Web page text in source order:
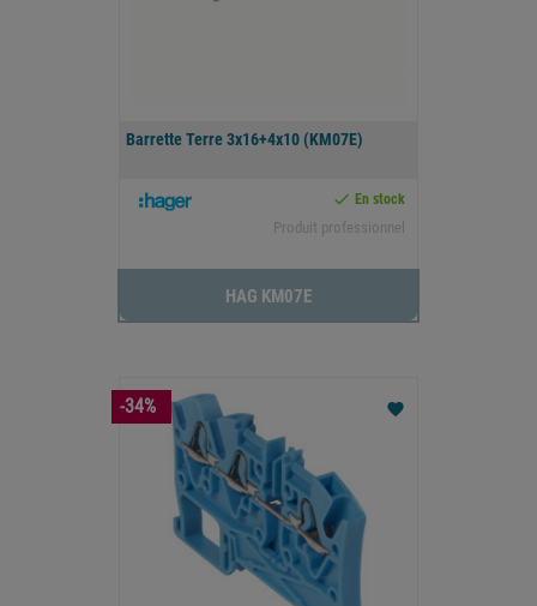
Barrette Terre 3x16+4x10 (KM07E)
 En stock
Produit professionnel
HAG KM07E
favorite
-34%